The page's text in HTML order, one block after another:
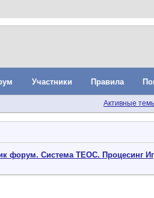
Участники Правила
Активные
форум. Система ТЕОС. Процесинг